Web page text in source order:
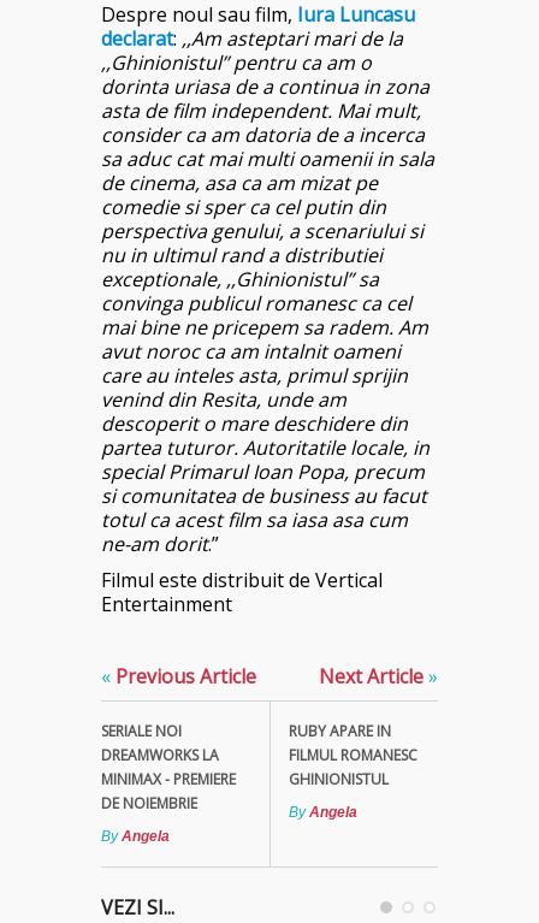
Despre noul sau film, Iura Luncasu
declarat: ,,Am asteptari mari de la
,,Ghinionistul’’ pentru ca am o
dorinta uriasa de a continua in zona
asta de film independent. Mai mult,
consider ca am datoria de a incerca
sa aduc cat mai multi oamenii in sala
de cinema, asa ca am mizat pe
comedie si sper ca cel putin din
perspectiva genului, a scenariului si
nu in ultimul rand a distributiei
exceptionale, ,,Ghinionistul” sa
convinga publicul romanesc ca cel
mai bine ne pricepem sa radem. Am
avut noroc ca am intalnit oameni
care au inteles asta, primul sprijin
venind din Resita, unde am
descoperit o mare deschidere din
partea tuturor. Autoritatile locale, in
special Primarul Ioan Popa, precum
si comunitatea de business au facut
totul ca acest film sa iasa asa cum
ne-am dorit.”
Filmul este distribuit de Vertical
Entertainment
« Previous Article
SERIALE NOI
DREAMWORKS LA
MINIMAX - PREMIERE
DE NOIEMBRIE
ByAngela
Next Article»
RUBY APARE IN
FILMUL ROMANESC
GHINIONISTUL
ByAngela
VEZI SI...